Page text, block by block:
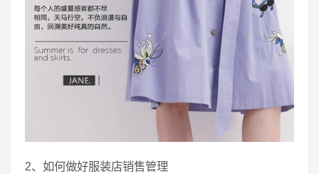
2、如何做好服装店销售管理